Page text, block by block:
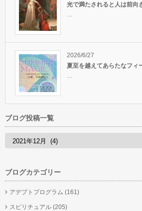
光で満たされると人は前向
2026/6/27
夏至を越えてあらたなフィ
ブログ投稿一覧
ブログカテゴリー
アデプトプログラム (161)
スピリチュアル (205)